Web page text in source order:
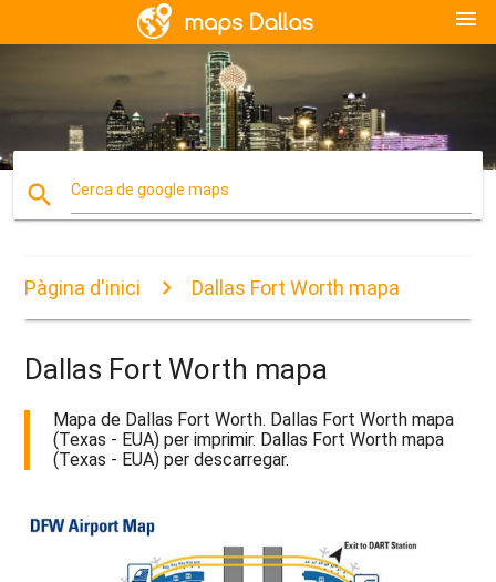
menu
search Cerca de google maps
Pàgina d'inici Dallas Fort Worth mapa
Dallas Fort Worth mapa
Mapa de Dallas Fort Worth. Dallas Fort Worth mapa
(Texas - EUA) per imprimir. Dallas Fort Worth mapa
(Texas - EUA) per descarregar.